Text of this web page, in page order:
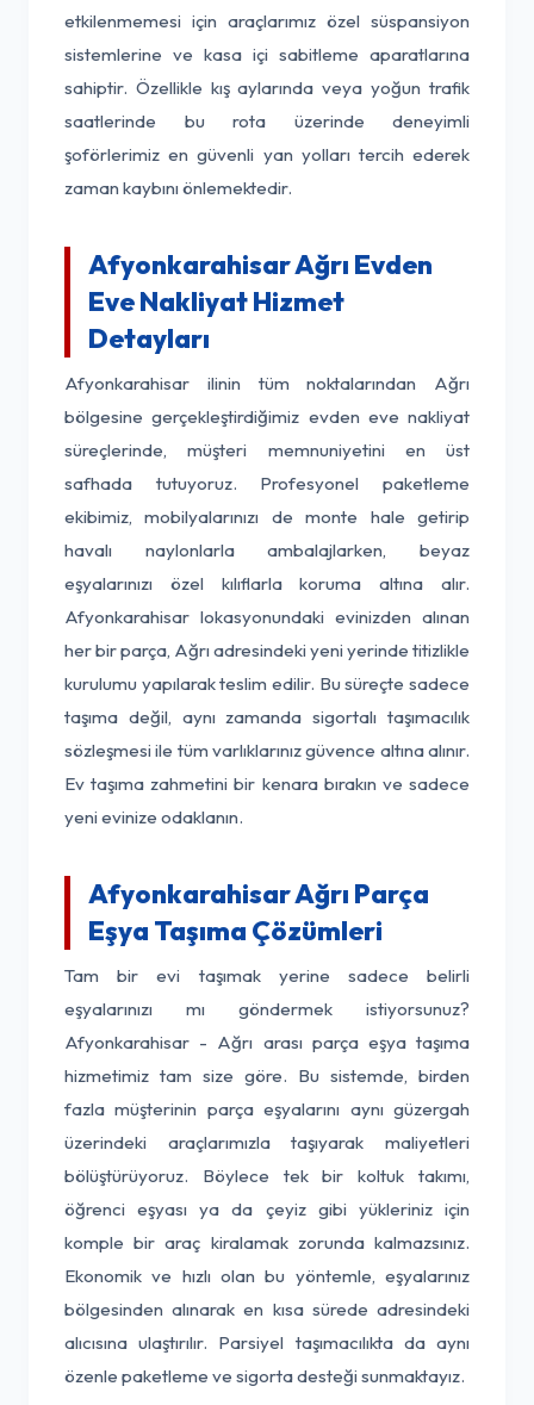
etkilenmemesi için araçlarımız özel süspansiyon
sistemlerine ve kasa içi sabitleme aparatlarına
sahiptir. Özellikle kış aylarında veya yoğun trafik
saatlerinde bu rota üzerinde deneyimli
şoförlerimiz en güvenli yan yolları tercih ederek
zaman kaybını önlemektedir.
Afyonkarahisar Ağrı Evden
Eve Nakliyat Hizmet
Detayları
Afyonkarahisar ilinin tüm noktalarından Ağrı
bölgesine gerçekleştirdiğimiz evden eve nakliyat
süreçlerinde, müşteri memnuniyetini en üst
safhada tutuyoruz. Profesyonel paketleme
ekibimiz, mobilyalarınızı de monte hale getirip
havalı naylonlarla ambalajlarken, beyaz
eşyalarınızı özel kılıflarla koruma altına alır.
Afyonkarahisar lokasyonundaki evinizden alınan
her bir parça, Ağrı adresindeki yeni yerinde titizlikle
kurulumu yapılarak teslim edilir. Bu süreçte sadece
taşıma değil, aynı zamanda sigortalı taşımacılık
sözleşmesi ile tüm varlıklarınız güvence altına alınır.
Ev taşıma zahmetini bir kenara bırakın ve sadece
yeni evinize odaklanın.
Afyonkarahisar Ağrı Parça
Eşya Taşıma Çözümleri
Tam bir evi taşımak yerine sadece belirli
eşyalarınızı mı göndermek istiyorsunuz?
Afyonkarahisar - Ağrı arası parça eşya taşıma
hizmetimiz tam size göre. Bu sistemde, birden
fazla müşterinin parça eşyalarını aynı güzergah
üzerindeki araçlarımızla taşıyarak maliyetleri
bölüştürüyoruz. Böylece tek bir koltuk takımı,
öğrenci eşyası ya da çeyiz gibi yükleriniz için
komple bir araç kiralamak zorunda kalmazsınız.
Ekonomik ve hızlı olan bu yöntemle, eşyalarınız
bölgesinden alınarak en kısa sürede adresindeki
alıcısına ulaştırılır. Parsiyel taşımacılıkta da aynı
özenle paketleme ve sigorta desteği sunmaktayız.